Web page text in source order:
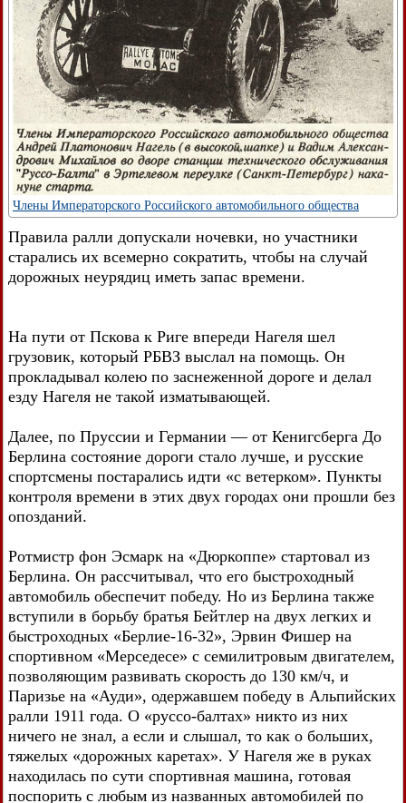
Члены Императорского Российского автомобильного общества
Правила ралли допускали ночевки, но участники
старались их всемерно сократить, чтобы на случай
дорожных неурядиц иметь запас времени.
На пути от Пскова к Риге впереди Нагеля шел
грузовик, который РБВЗ выслал на помощь. Он
прокладывал колею по заснеженной дороге и делал
езду Нагеля не такой изматывающей.
Далее, по Пруссии и Германии — от Кенигсберга До
Берлина состояние дороги стало лучше, и русские
спортсмены постарались идти «с ветерком». Пункты
контроля времени в этих двух городах они прошли без
опозданий.
Ротмистр фон Эсмарк на «Дюркоппе» стартовал из
Берлина. Он рассчитывал, что его быстроходный
автомобиль обеспечит победу. Но из Берлина также
вступили в борьбу братья Бейтлер на двух легких и
быстроходных «Берлие-16-32», Эрвин Фишер на
спортивном «Мерседесе» с семилитровым двигателем,
позволяющим развивать скорость до 130 км/ч, и
Паризье на «Ауди», одержавшем победу в Альпийских
ралли 1911 года. О «руссо-балтах» никто из них
ничего не знал, а если и слышал, то как о больших,
тяжелых «дорожных каретах». У Нагеля же в руках
находилась по сути спортивная машина, готовая
поспорить с любым из названных автомобилей по